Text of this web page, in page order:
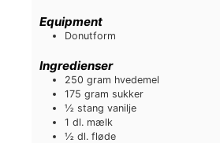
r
Equipment
Donutform
Ingredienser
250 gram hvedemel
175 gram sukker
½ stang vanilje
1 dl. mælk
½ dl. fløde